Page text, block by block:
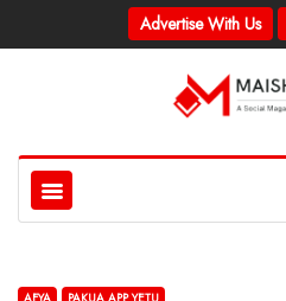
Advertise With Us